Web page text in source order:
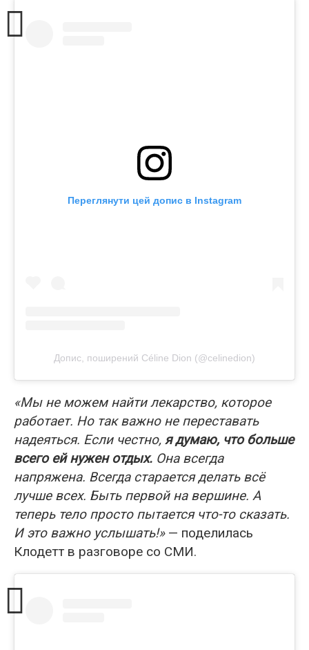
Переглянути цей допис в Instagram
Допис, поширений Céline Dion (@celinedion)
«Мы не можем найти лекарство, которое
работает. Но так важно не переставать
надеяться. Если честно, я думаю, что больше
всего ей нужен отдых. Она всегда
напряжена. Всегда старается делать всё
лучше всех. Быть первой на вершине. А
теперь тело просто пытается что-то сказать.
И это важно услышать!»— поделилась
Клодетт в разговоре со СМИ.